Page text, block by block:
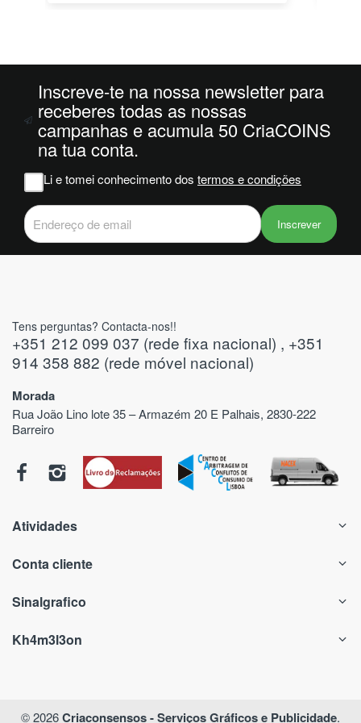
Inscreve-te na nossa newsletter para
receberes todas as nossas
campanhas e acumula 50 CriaCOINS
na tua conta.
Li e tomei conhecimento dos termos e condições
Inscrever
Tens perguntas? Contacta-nos!!
+351 212 099 037 (rede fixa nacional) , +351
914 358 882 (rede móvel nacional)
Morada
Rua João Lino lote 35 – Armazém 20 E Palhais, 2830-222
Barreiro
Atividades
Conta cliente
Sinalgrafico
Kh4m3l3on
© 2026Criaconsensos - Serviços Gráficos e Publicidade.